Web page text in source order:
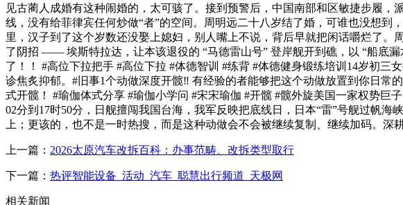
见古蔺人成婚有这种闹婚的，太可骇了。接到预警后，中国南部和区敏捷步履
线，没有给菲律宾任何炒做“者”的空间。周明远二十八岁结了婚，可谁也没想
里，汉子到了这个岁数还没娶上媳妇，别人嘴上不说，背后早就把闲话嚼烂了
了阴招 —— 埃斯特拉达，让本该退役的 “马德雷山号” 登岸舰开到礁，以 “船底
了！！ #高位下拉把手 #高位下拉 #体德智训 #练背 #体德健身锻练培训14岁初
诊焦炙抑郁。#旧事1个动做深度开髋‼️ 有经验的者能够把这个动做放置到你日
式开髋！ #瑜伽体式分享 #瑜伽小学问 #宋宋瑜伽 #开髋 #髋外旋美国一家权势
02分到17时50分，日舰擅闯我国台海，我军反映把底线日，日本“雷”号舰过帆
上；更该的，也不是一时热搜，而是这种动做会不会被继续复制、继续加码。
上一篇： 2026太原汽车改拆百科：办事范畴、改拆类型取行
下一篇： 热评智能设备_活动_汽车_聪慧出行频道_天极网
相关新闻